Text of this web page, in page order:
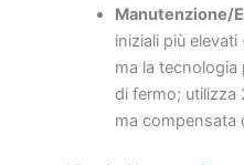
Manutenzione/
iniziali più
ma la tecnologia
di fermo; utilizza
ma compensata